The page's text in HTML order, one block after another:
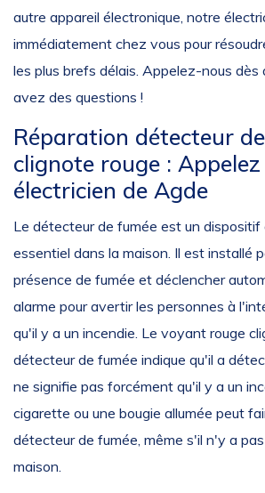
autre appareil électronique, notre
immédiatement chez vous pour
les plus brefs délais. Appelez-nous dès
avez des questions !
Réparation détecteur
clignote rouge :
électricien de Agde
Le détecteur de fumée est un dispositif
essentiel dans la maison. Il est installé
présence de fumée et déclencher
alarme pour avertir les personnes à
qu'il y a un incendie. Le voyant rouge
détecteur de fumée indique qu'il a
ne signifie pas forcément qu'il y a un
cigarette ou une bougie allumée peut
détecteur de fumée, même s'il n'y a
maison.